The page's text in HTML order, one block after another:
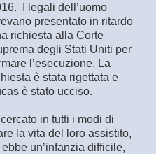
I legali dell’uomo
presentato in ritardo
richiesta alla Corte
degli Stati Uniti per
l’esecuzione. La
è stata rigettata e
è stato ucciso.
in tutti i modi di
la vita del loro assistito,
un’infanzia difficile,